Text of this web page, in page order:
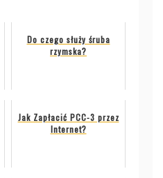
Do czego służy śruba
rzymska?
Jak Zapłacić PCC-3 przez
Internet?